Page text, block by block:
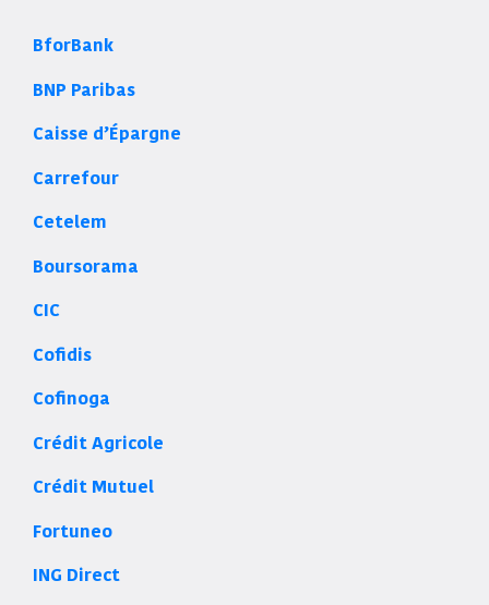
BforBank
BNP Paribas
Caisse d’Épargne
Carrefour
Cetelem
Boursorama
CIC
Cofidis
Cofinoga
Crédit Agricole
Crédit Mutuel
Fortuneo
ING Direct